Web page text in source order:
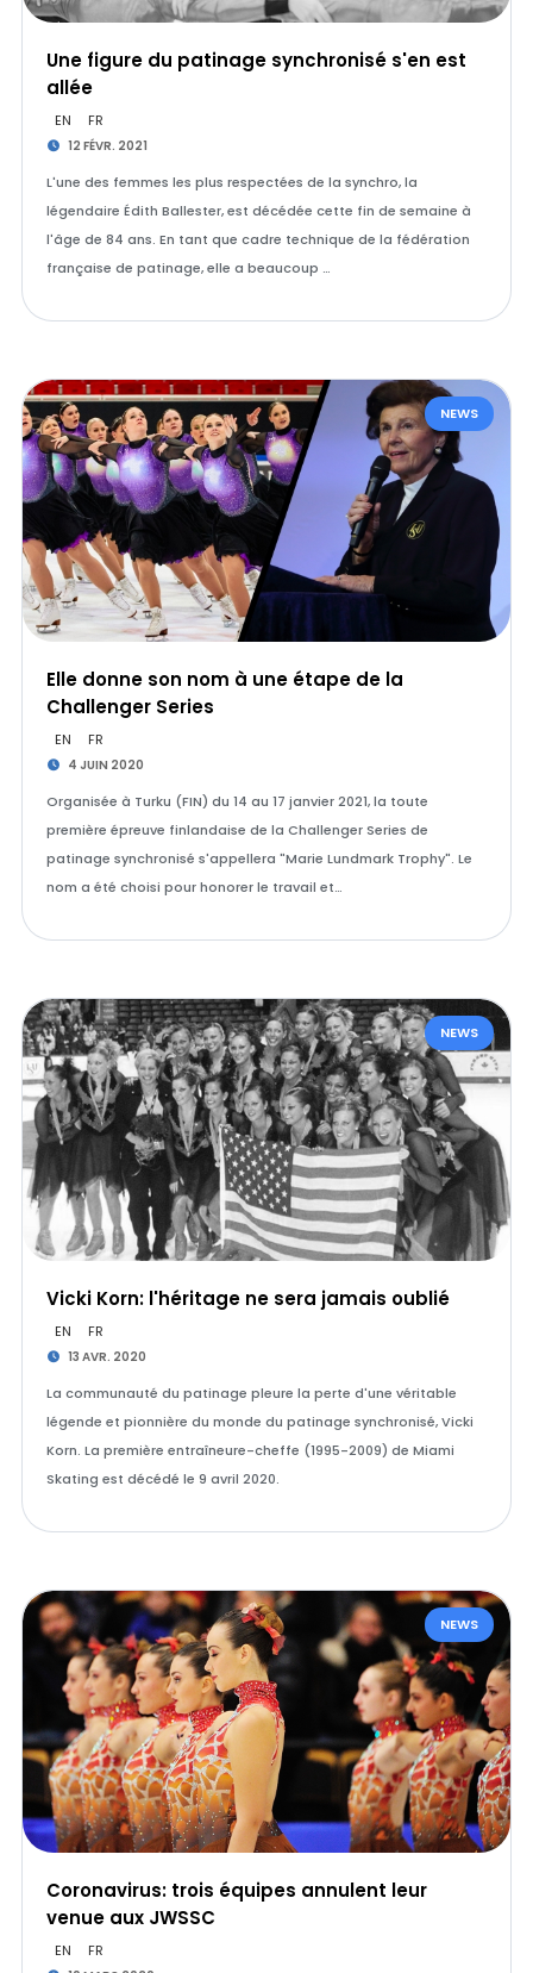
Une figure du patinage synchronisé s'en est
allée
EN FR
12 FÉVR. 2021
L'une des femmes les plus respectées de la synchro, la
légendaire Édith Ballester, est décédée cette fin de semaine à
l'âge de 84 ans. En tant que cadre technique de la fédération
française de patinage, elle a beaucoup …
NEWS
Elle donne son nom à une étape de la
Challenger Series
EN FR
4 JUIN 2020
Organisée à Turku (FIN) du 14 au 17 janvier 2021, la toute
première épreuve finlandaise de la Challenger Series de
patinage synchronisé s'appellera "Marie Lundmark Trophy". Le
nom a été choisi pour honorer le travail et…
NEWS
Vicki Korn: l'héritage ne sera jamais oublié
EN FR
13 AVR. 2020
La communauté du patinage pleure la perte d'une véritable
légende et pionnière du monde du patinage synchronisé, Vicki
Korn. La première entraîneure-cheffe (1995-2009) de Miami
Skating est décédé le 9 avril 2020.
NEWS
Coronavirus: trois équipes annulent leur
venue aux JWSSC
EN FR